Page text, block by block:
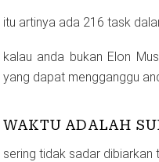
itu artinya ada 216 task
kalau anda bukan Elon
yang dapat mengganggu
WAKTU ADALAH
sering tidak sadar dibiarkan